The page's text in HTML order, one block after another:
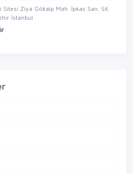
Ziya Gökalp Mah. İpkas San. Sit.
İstanbul